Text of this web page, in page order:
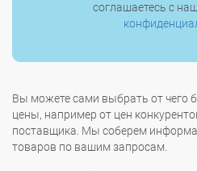
соглашаетесь с
Вы можете сами выбрать от чего
цены, например от цен
поставщика. Мы соберем
товаров по вашим запросам.